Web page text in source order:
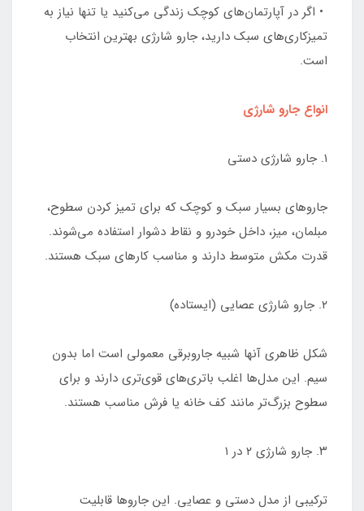
• اگر در آپارتمان‌های کوچک زندگی می‌کنید یا تنها نیاز به
تمیزکاری‌های سبک دارید، جارو شارژی بهترین انتخاب
است.
انواع جارو شارژی
۱. جارو شارژی دستی
جاروهای بسیار سبک و کوچک که برای تمیز کردن سطوح،
مبلمان، میز، داخل خودرو و نقاط دشوار استفاده می‌شوند.
قدرت مکش متوسط دارند و مناسب کارهای سبک هستند.
۲. جارو شارژی عصایی (ایستاده)
شکل ظاهری آنها شبیه جاروبرقی معمولی است اما بدون
سیم. این مدل‌ها اغلب باتری‌های قوی‌تری دارند و برای
سطوح بزرگ‌تر مانند کف خانه یا فرش مناسب هستند.
۳. جارو شارژی ۲ در ۱
ترکیبی از مدل دستی و عصایی. این جاروها قابلیت